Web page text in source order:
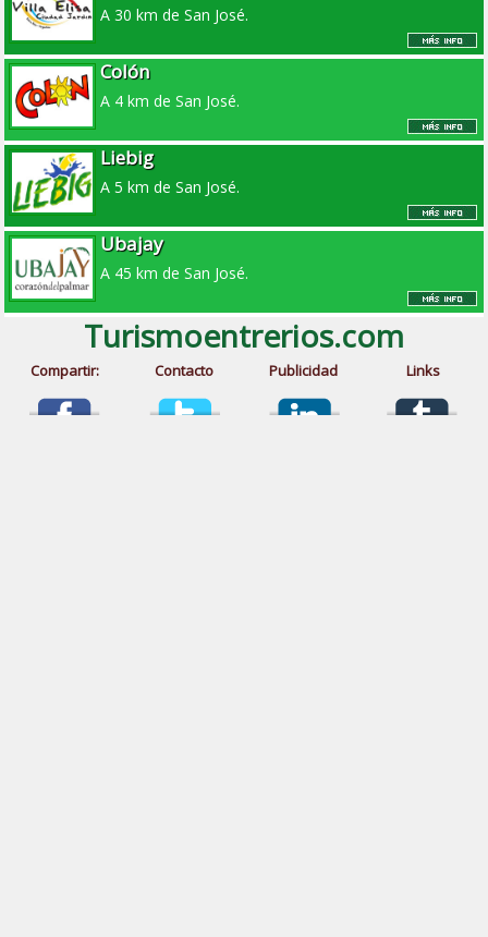
A 30 km de San José.
Colón
A 4 km de San José.
Liebig
A 5 km de San José.
Ubajay
A 45 km de San José.
Turismoentrerios.com
Compartir: Contacto Publicidad Links